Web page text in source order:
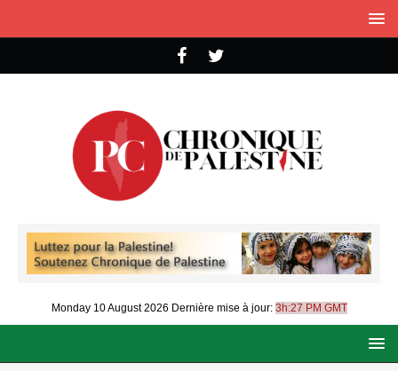
Monday 10 August 2026 Dernière mise à jour: 3h:27 PM GMT